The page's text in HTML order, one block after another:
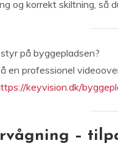
og korrekt skiltning, så
på byggepladsen?
en professionel
keyvision.dk/
–